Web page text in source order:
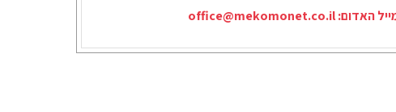
האדום:office@mekomonet.co.il